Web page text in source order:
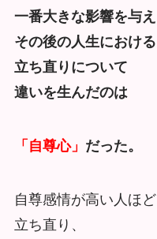
一番大きな影響を与え
その後の人生における
立ち直りについて
違いを生んだのは
「自尊心」 だった。
自尊感情が高い人ほど
立ち直り、